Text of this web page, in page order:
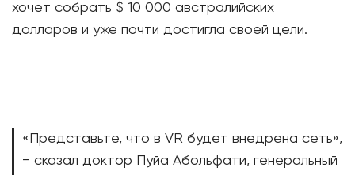
хочет собрать $ 10 000 австралийских
долларов и уже почти достигла своей цели.
«Представьте, что в VR будет внедрена сеть»,
− сказал доктор Пуйа Абольфати, генеральный